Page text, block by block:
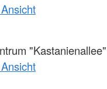
"Kastanienallee"